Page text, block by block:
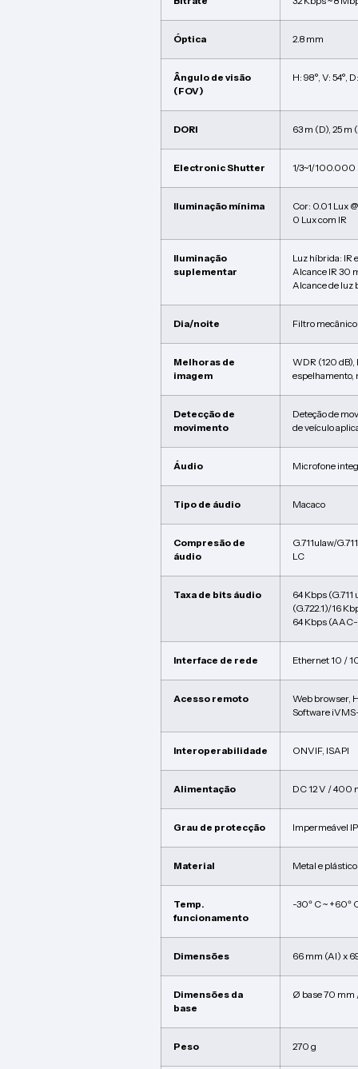
Óptica 2.8 mm
Ângulo de visão
(FOV)
H: 98°, V: 54°,
DORI 63 m (D), 25 m
Electronic Shutter 1/3~1/100.000
Iluminação mínima
Cor: 0.01 Lux
0 Lux com IR
Iluminação
suplementar
Luz híbrida: IR
Alcance IR 30
Alcance de luz
Dia/noite Filtro
Melhoras de
imagem
WDR (120 dB),
espelhamento,
Detecção de
movimento
Deteção de
de veículo
Áudio Microfone
Tipo de áudio Macaco
Compresão de
áudio
G.711ulaw/
LC
Taxa de bits áudio
64 Kbps
(G.722.1)/16
64 Kbps
Interface de rede Ethernet 10 /
Acesso remoto
Web browser,
Software
Interoperabilidade ONVIF, ISAPI
Alimentação DC 12 V / 400
Grau de protecção Impermeável
Material Metal e plástico
Temp.
funcionamento
-30º C ~ +60º
Dimensões 66 mm (Al) x
Dimensões da
base
Ø base 70 mm
Peso 270 g